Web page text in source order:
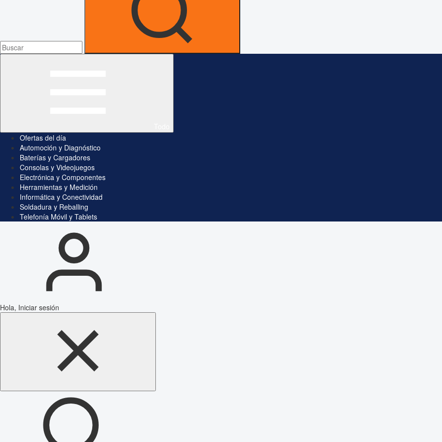
Ofertas del día
Automoción y Diagnóstico
Baterías y Cargadores
Consolas y Videojuegos
Electrónica y Componentes
Herramientas y Medición
Informática y Conectividad
Soldadura y Reballing
Telefonía Móvil y Tablets
Hola, Iniciar sesión